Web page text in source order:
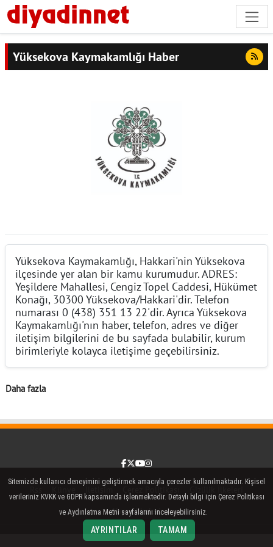
Yüksekova Kaymakamlığı Haber
Yüksekova Kaymakamlığı, Hakkari'nin Yüksekova
ilçesinde yer alan bir kamu kurumudur. ADRES:
Yeşildere Mahallesi, Cengiz Topel Caddesi, Hükümet
Konağı, 30300 Yüksekova/Hakkari'dir. Telefon
numarası 0 (438) 351 13 22'dir. Ayrıca Yüksekova
Kaymakamlığı'nın haber, telefon, adres ve diğer
iletişim bilgilerini de bu sayfada bulabilir, kurum
birimleriyle kolayca iletişime geçebilirsiniz.
Daha fazla
Facebook
Twitter (X)
YouTube
Instagram
İletişim Çerez Politikası
Yayın İlkeleri
Sitemizde kullanıcı deneyimini geliştirmek amacıyla çerezler kullanılmaktadır. Kişisel
verileriniz KVKK ve GDPR kapsamında işlenmektedir. Detaylı bilgi için Çerez Politikası
ve Aydınlatma Metni sayfalarını inceleyebilirsiniz.
AYRINTILAR TAMAM